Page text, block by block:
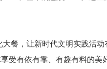
餐，让新时代文明实践活
有依有靠、有趣有料的美